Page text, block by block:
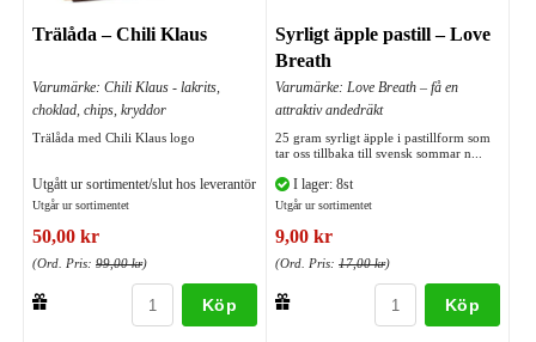
Trälåda – Chili Klaus
Varumärke: Chili Klaus - lakrits,
choklad, chips, kryddor
Trälåda med Chili Klaus logo
Utgått ur sortimentet/slut hos leverantör
Utgår ur sortimentet
50,00 kr
(Ord. Pris: 99,00 kr)
Köp
Syrligt äpple pastill – Love
Breath
Varumärke: Love Breath – få en
attraktiv andedräkt
25 gram syrligt äpple i pastillform som
tar oss tillbaka till svensk sommar n...
I lager: 8st
Utgår ur sortimentet
9,00 kr
(Ord. Pris: 17,00 kr)
Köp